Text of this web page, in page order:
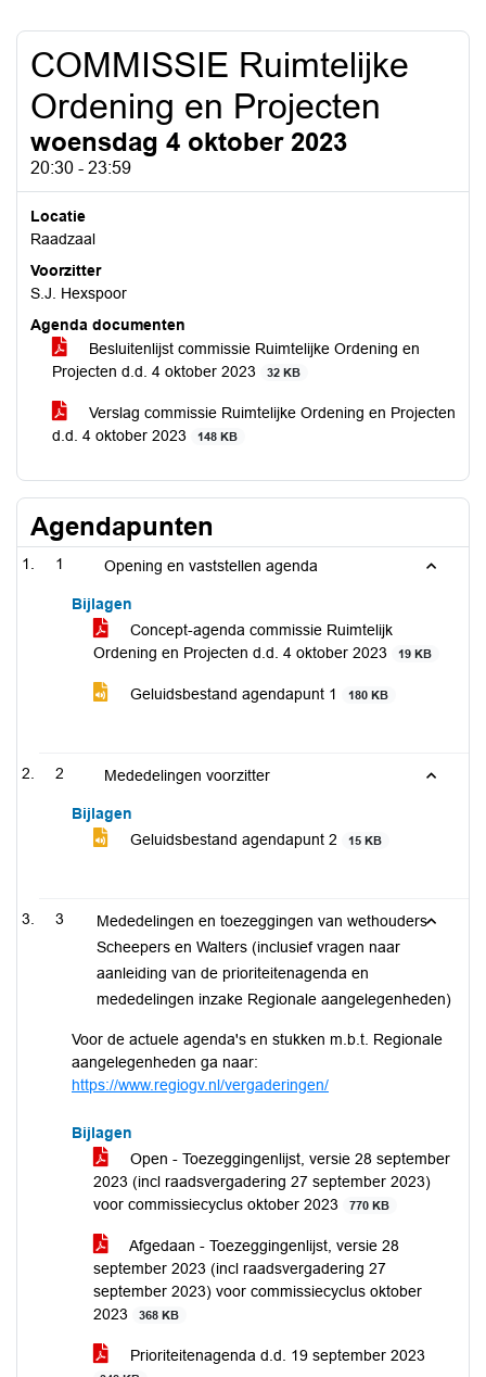
COMMISSIE Ruimtelijke
Ordening en Projecten
woensdag 4 oktober 2023
20:30 - 23:59
Locatie
Raadzaal
Voorzitter
S.J. Hexspoor
Agenda documenten
Besluitenlijst commissie Ruimtelijke Ordening en
Projecten d.d. 4 oktober 2023
32 KB
Verslag commissie Ruimtelijke Ordening en Projecten
d.d. 4 oktober 2023
148 KB
Agendapunten
1 Opening en vaststellen agenda
Bijlagen
Concept-agenda commissie Ruimtelijk
Ordening en Projecten d.d. 4 oktober 2023
19 KB
Geluidsbestand agendapunt 1 180 KB
2 Mededelingen voorzitter
Bijlagen
Geluidsbestand agendapunt 2
15 KB
3
Mededelingen en toezeggingen van wethouders
Scheepers en Walters (inclusief vragen naar
aanleiding van de prioriteitenagenda en
mededelingen inzake Regionale aangelegenheden)
Voor de actuele agenda's en stukken m.b.t. Regionale
aangelegenheden ga naar:
https://www.regiogv.nl/vergaderingen/
Bijlagen
Open - Toezeggingenlijst, versie 28 september
2023 (incl raadsvergadering 27 september 2023)
voor commissiecyclus oktober 2023
770 KB
Afgedaan - Toezeggingenlijst, versie 28
september 2023 (incl raadsvergadering 27
september 2023) voor commissiecyclus oktober
2023
368 KB
Prioriteitenagenda d.d. 19 september 2023